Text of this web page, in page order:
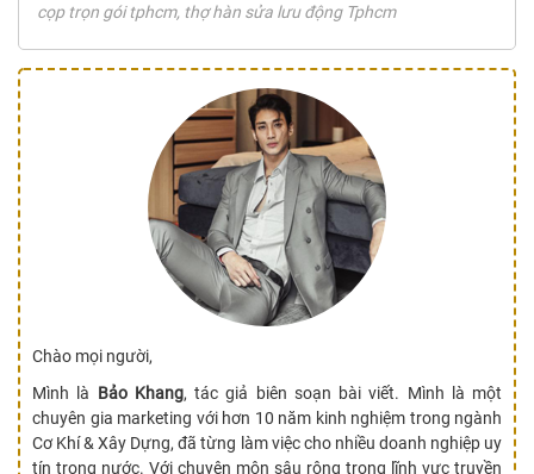
cọp trọn gói tphcm, thợ hàn sửa lưu động Tphcm
Chào mọi người,
Mình là Bảo Khang, tác giả biên soạn bài viết. Mình là một
chuyên gia marketing với hơn 10 năm kinh nghiệm trong ngành
Cơ Khí & Xây Dựng, đã từng làm việc cho nhiều doanh nghiệp uy
tín trong nước. Với chuyên môn sâu rộng trong lĩnh vực truyền